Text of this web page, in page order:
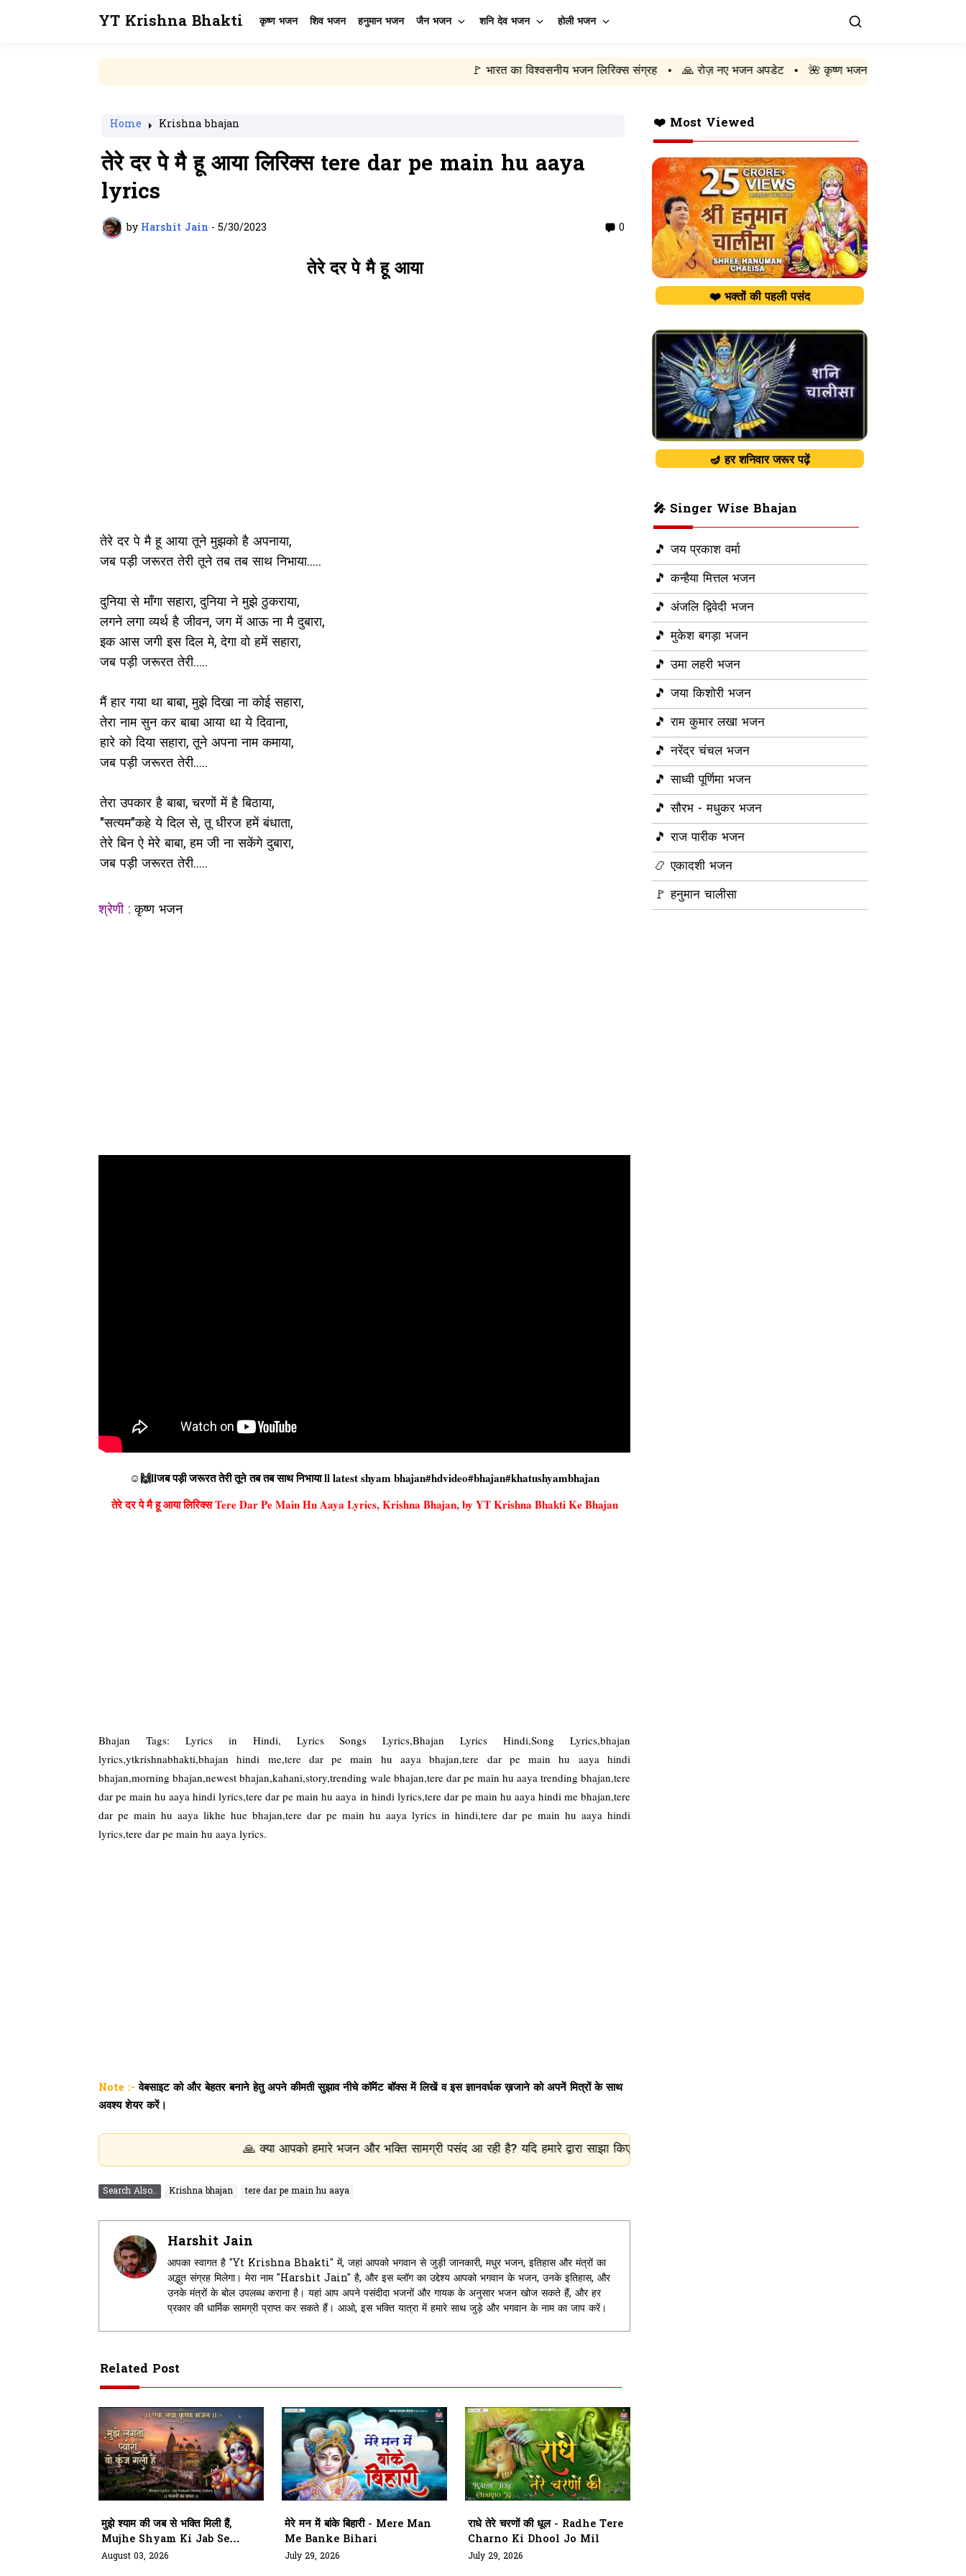
YT Krishna Bhakti कृष्ण भजन शिव भजन हनुमान भजन जैन भजन शनि देव भजन होली भजन
🚩 भारत का विश्वसनीय भजन लिरिक्स संग्रह • 🙏 रोज़ नए भजन अपडेट • 🌺 कृष्ण भजन • 🚩 राम भजन
Home Krishna bhajan
तेरे दर पे मै हू आया लिरिक्स tere dar pe main hu aaya
lyrics
by Harshit Jain - 5/30/2023 0
तेरे दर पे मै हू आया
तेरे दर पे मै हू आया तूने मुझको है अपनाया,
जब पड़ी जरूरत तेरी तूने तब तब साथ निभाया.....
दुनिया से माँगा सहारा, दुनिया ने मुझे ठुकराया,
लगने लगा व्यर्थ है जीवन, जग में आऊ ना मै दुबारा,
इक आस जगी इस दिल मे, देगा वो हमें सहारा,
जब पड़ी जरूरत तेरी.....
मैं हार गया था बाबा, मुझे दिखा ना कोई सहारा,
तेरा नाम सुन कर बाबा आया था ये दिवाना,
हारे को दिया सहारा, तूने अपना नाम कमाया,
जब पड़ी जरूरत तेरी.....
तेरा उपकार है बाबा, चरणों में है बिठाया,
"सत्यम"कहे ये दिल से, तू धीरज हमें बंधाता,
तेरे बिन ऐ मेरे बाबा, हम जी ना सकेंगे दुबारा,
जब पड़ी जरूरत तेरी.....
श्रेणी :कृष्ण भजन
☺🙌llजब पड़ी जरूरत तेरी तूने तब तब साथ निभाया ll latest shyam bhajan#hdvideo#bhajan#khatushyambhajan
तेरे दर पे मै हू आया लिरिक्स Tere Dar Pe Main Hu Aaya Lyrics, Krishna Bhajan, by YT Krishna Bhakti Ke Bhajan
Bhajan Tags: Lyrics in Hindi, Lyrics Songs Lyrics,Bhajan Lyrics Hindi,Song Lyrics,bhajan
lyrics,ytkrishnabhakti,bhajan hindi me,tere dar pe main hu aaya bhajan,tere dar pe main hu aaya hindi
bhajan,morning bhajan,newest bhajan,kahani,story,trending wale bhajan,tere dar pe main hu aaya trending bhajan,tere
dar pe main hu aaya hindi lyrics,tere dar pe main hu aaya in hindi lyrics,tere dar pe main hu aaya hindi me bhajan,tere
dar pe main hu aaya likhe hue bhajan,tere dar pe main hu aaya lyrics in hindi,tere dar pe main hu aaya hindi
lyrics,tere dar pe main hu aaya lyrics.
Note :- वेबसाइट को और बेहतर बनाने हेतु अपने कीमती सुझाव नीचे कॉमेंट बॉक्स में लिखें व इस ज्ञानवर्धक ख़जाने को अपनें मित्रों के साथ
अवश्य शेयर करें।
🙏 क्या आपको हमारे भजन और भक्ति सामग्री पसंद आ रही है? यदि हमारे द्वारा साझा किए गए भजन, आरती, चालीसा और धार्मिक जानकारी आपके लिए उपयोगी है, तो कृपया
Search Also.. Krishna bhajan tere dar pe main hu aaya
Harshit Jain
आपका स्वागत है "Yt Krishna Bhakti" में, जहां आपको भगवान से जुड़ी जानकारी, मधुर भजन, इतिहास और मंत्रों का
अद्भुत संग्रह मिलेगा। मेरा नाम "Harshit Jain" है, और इस ब्लॉग का उद्देश्य आपको भगवान के भजन, उनके इतिहास, और
उनके मंत्रों के बोल उपलब्ध कराना है। यहां आप अपने पसंदीदा भजनों और गायक के अनुसार भजन खोज सकते हैं, और हर
प्रकार की धार्मिक सामग्री प्राप्त कर सकते हैं। आओ, इस भक्ति यात्रा में हमारे साथ जुड़े और भगवान के नाम का जाप करें।
Related Post
मुझे श्याम की जब से भक्ति मिली हैं,
Mujhe Shyam Ki Jab Se
Bhakti Mili Hai
August 03, 2026
मेरे मन में बांके बिहारी - Mere Man
Me Banke Bihari
July 29, 2026
राधे तेरे चरणों की धूल - Radhe Tere
Charno Ki Dhool Jo Mil
July 29, 2026
❤️ Most Viewed
❤️ भक्तों की पहली पसंद
🪔 हर शनिवार जरूर पढ़ें
🎤 Singer Wise Bhajan
🎵 जय प्रकाश वर्मा
🎵 कन्हैया मित्तल भजन
🎵 अंजलि द्विवेदी भजन
🎵 मुकेश बगड़ा भजन
🎵 उमा लहरी भजन
🎵 जया किशोरी भजन
🎵 राम कुमार लखा भजन
🎵 नरेंद्र चंचल भजन
🎵 साध्वी पूर्णिमा भजन
🎵 सौरभ - मधुकर भजन
🎵 राज पारीक भजन
📿 एकादशी भजन
🚩 हनुमान चालीसा